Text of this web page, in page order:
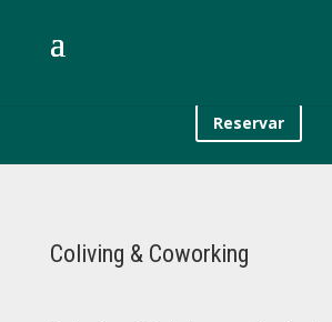
Reservar
Coliving & Coworking